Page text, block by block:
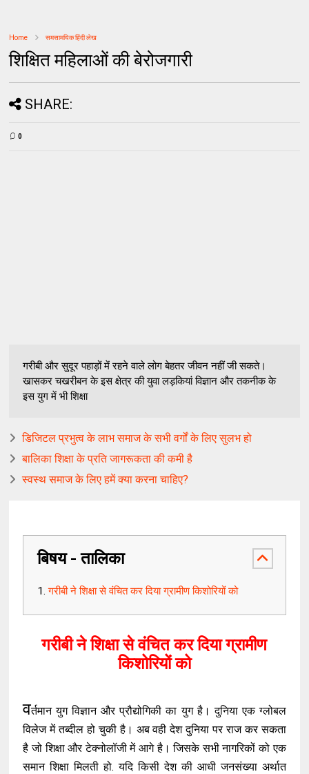
Home समसामयिक हिंदी लेख
शिक्षित महिलाओं की बेरोजगारी
SHARE:
0
गरीबी और सुदूर पहाड़ों में रहने वाले लोग बेहतर जीवन नहीं जी सकते।
खासकर चखरीबन के इस क्षेत्र की युवा लड़कियां विज्ञान और तकनीक के
इस युग में भी शिक्षा
डिजिटल प्रभुत्व के लाभ समाज के सभी वर्गों के लिए सुलभ हो
बालिका शिक्षा के प्रति जागरूकता की कमी है
स्वस्थ समाज के लिए हमें क्या करना चाहिए?
बिषय - तालिका
गरीबी ने शिक्षा से वंचित कर दिया ग्रामीण किशोरियों को
गरीबी ने शिक्षा से वंचित कर दिया ग्रामीण
किशोरियों को
वर्तमान युग विज्ञान और प्रौद्योगिकी का युग है। दुनिया एक ग्लोबल
विलेज में तब्दील हो चुकी है। अब वही देश दुनिया पर राज कर सकता
है जो शिक्षा और टेक्नोलॉजी में आगे है। जिसके सभी नागरिकों को एक
समान शिक्षा मिलती हो. यदि किसी देश की आधी जनसंख्या अर्थात